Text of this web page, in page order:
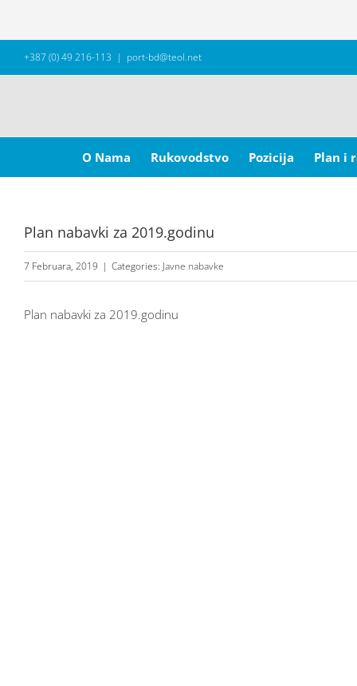
+387 (0) 49 216-113 | port-bd@teol.net
for:
O Nama
Rukovodstvo Pozicija Plan i
Plan nabavki za 2019.godinu
7 Februara, 2019 | Categories: Javne nabavke
Plan nabavki za 2019.godinu